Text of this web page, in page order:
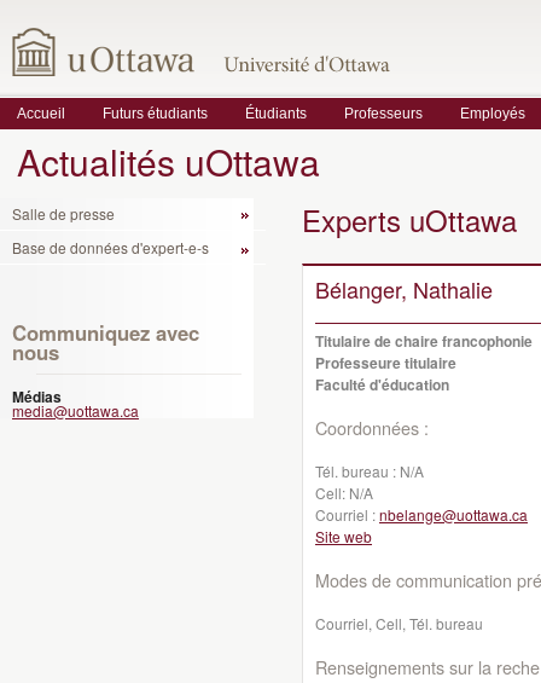
Accueil Futurs étudiants Étudiants Professeurs Employés
Actualités uOttawa
Salle de presse
Base de données d'expert-e-s
Communiquez avec
nous
Médias
media@uottawa.ca
Experts uOttawa
Bélanger, Nathalie
Titulaire de chaire francophonie
Professeure titulaire
Faculté d'éducation
Coordonnées :
Tél. bureau : N/A
Cell: N/A
Courriel :nbelange@uottawa.ca
Site web
Modes de communication
Courriel, Cell, Tél. bureau
Renseignements sur la